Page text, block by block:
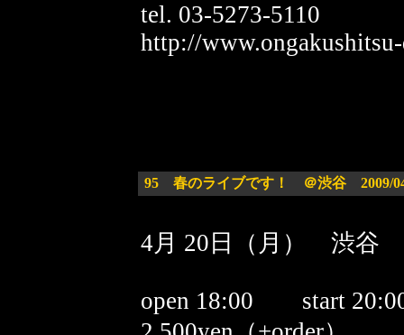
tel. 03-5273-5110
http://
95 春のライブです！ ＠渋谷 2009/
4月 20日（月） 渋谷
open 18:00 start